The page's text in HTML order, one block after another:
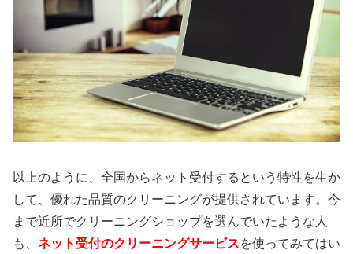
以上のように、全国からネット受付するという特性を生か
して、優れた品質のクリーニングが提供されています。今
まで近所でクリーニングショップを選んでいたような人
も、 ネット受付のクリーニングサービスを使ってみてはい